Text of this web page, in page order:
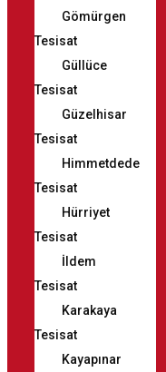
Gömürgen
Tesisat
Güllüce
Tesisat
Güzelhisar
Tesisat
Himmetdede
Tesisat
Hürriyet
Tesisat
İldem
Tesisat
Karakaya
Tesisat
Kayapınar